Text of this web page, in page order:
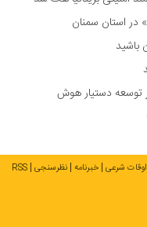
در استان سمنان
توسعه دستیار هوش
اوقات شرعی خبرنامه نظرسنجی RSS